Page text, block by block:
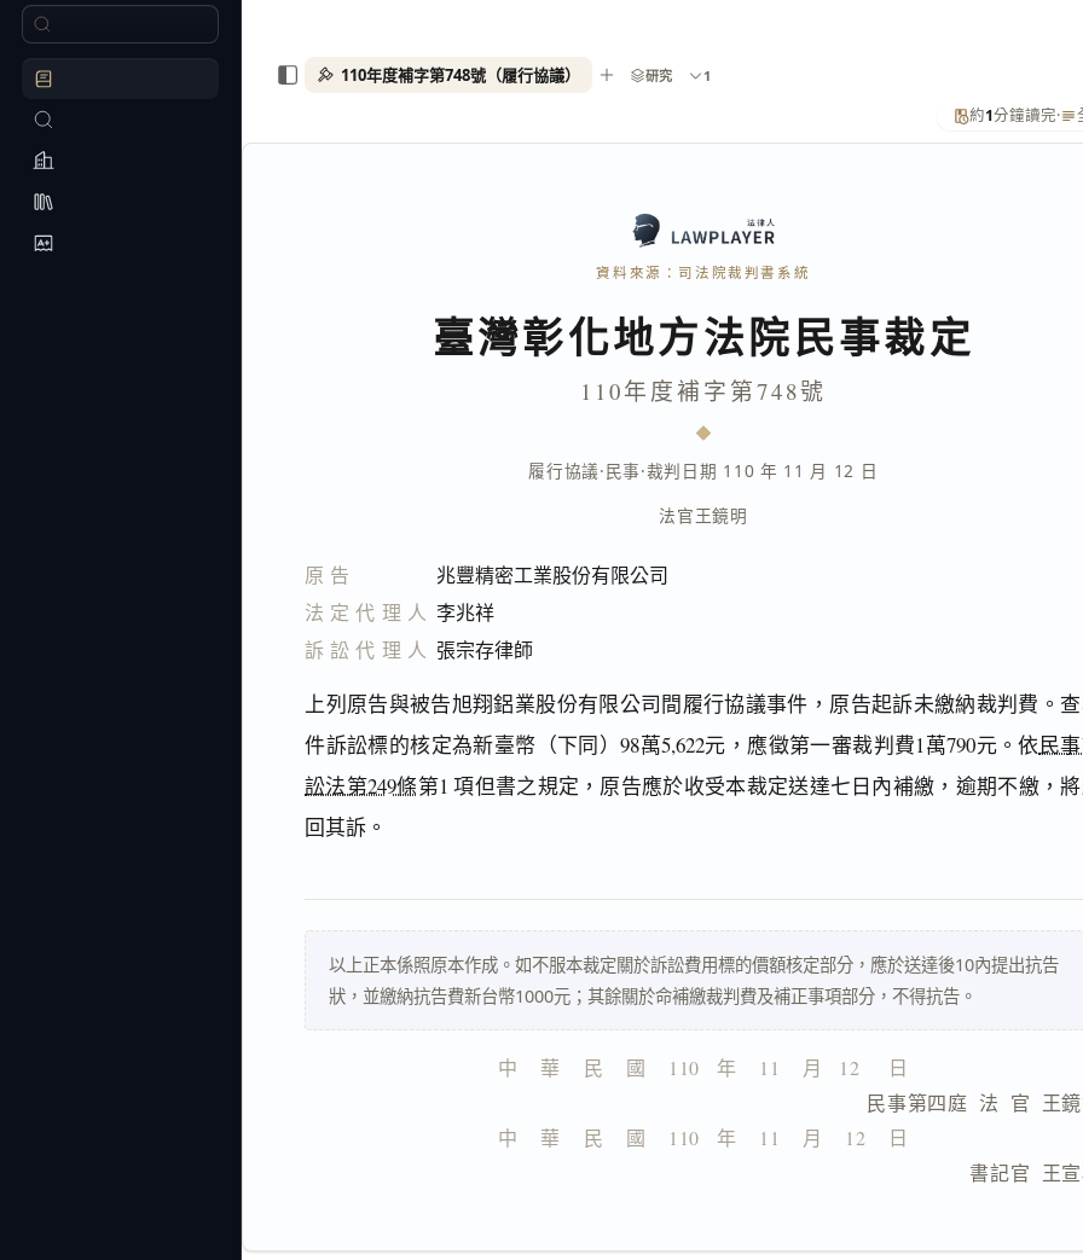
約1分鐘讀完·
資料來源：司法院裁判書系統
臺灣彰化地方法院民事裁定
110年度補字第748號
履行協議·民事·裁判日期 110 年 11 月 12 日
法官王鏡明
原告
兆豐精密工業股份有限公司
法定代理人 李兆祥
訴訟代理人 張宗存律師
上列原告與被告旭翔鋁業股份有限公司間履行協議事件，原告起訴未繳納裁判費。
件訴訟標的核定為新臺幣（下同）98萬5,622元，應徵第一審裁判費1萬790元。依民
訟法第249條第1 項但書之規定，原告應於收受本裁定送達七日內補繳，逾期不繳，
回其訴。
以上正本係照原本作成。如不服本裁定關於訴訟費用標的價額核定部分，應於送達後10內提出抗告
狀，並繳納抗告費新台幣1000元；其餘關於命補繳裁判費及補正事項部分，不得抗告。
中    華    民    國    110   年    11    月   12     日
民事第四庭  法  官  王
中    華    民    國    110   年    11    月    12    日
書記官  王
110年度補字第748號（履行協議） 研究 1